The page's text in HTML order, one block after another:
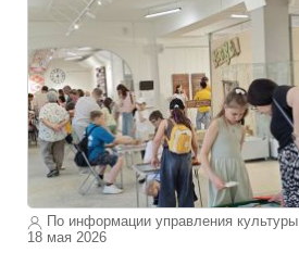
По информации управления культуры
18 мая 2026